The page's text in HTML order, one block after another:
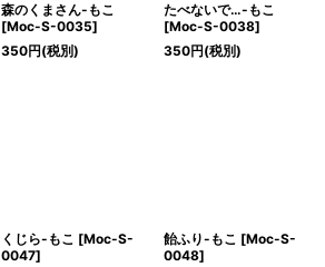
森のくまさん-もこ
[Moc-S-0035]
350円(税別)
たべないで…-もこ
[Moc-S-0038]
350円(税別)
くじら-もこ [Moc-S-
0047]
飴ふり-もこ [Moc-S-
0048]